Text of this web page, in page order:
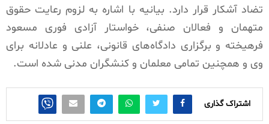
تضاد آشکار قرار دارد. بیانیه با اشاره به لزوم رعایت حقوق
متهمان و فعالان صنفی، خواستار آزادی فوری مسعود
فرهیخته و برگزاری دادگاه‌های قانونی، علنی و عادلانه برای
وی و همچنین تمامی معلمان و کنشگران مدنی شده است.
اشتراک گذاری